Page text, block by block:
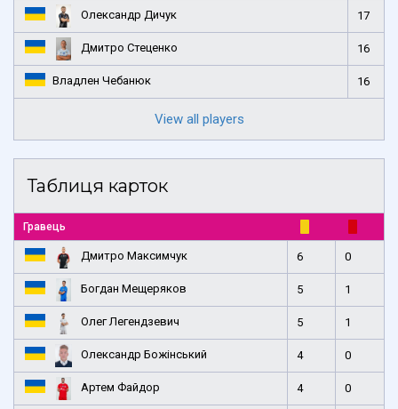
Олександр Дичук 17
Дмитро Стеценко 16
Владлен Чебанюк 16
View all players
Таблиця карток
Гравець
Дмитро Максимчук 6 0
Богдан Мещеряков 5 1
Олег Легендзевич 5 1
Олександр Божінський 4 0
Артем Файдор 4 0